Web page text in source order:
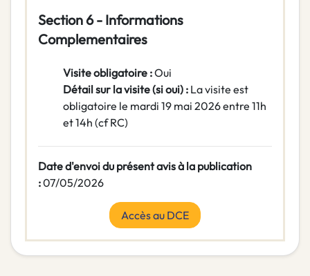
Section 6 - Informations
Complementaires
Visite obligatoire :Oui
Détail sur la visite (si oui) : La visite est
obligatoire le mardi 19 mai 2026 entre 11h
et 14h (cf RC)
Date d'envoi du présent avis à la publication
:07/05/2026
Accès au DCE